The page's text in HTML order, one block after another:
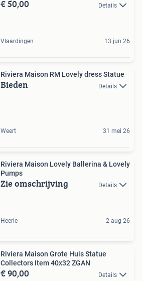
€ 50,00 Details
Vlaardingen 13 jun 26
Riviera Maison RM Lovely dress Statue
Bieden Details
Weert 31 mei 26
Riviera Maison Lovely Ballerina & Lovely
Pumps
Zie omschrijving Details
Heerle 2 aug 26
Riviera Maison Grote Huis Statue
Collectors Item 40x32 ZGAN
€ 90,00 Details